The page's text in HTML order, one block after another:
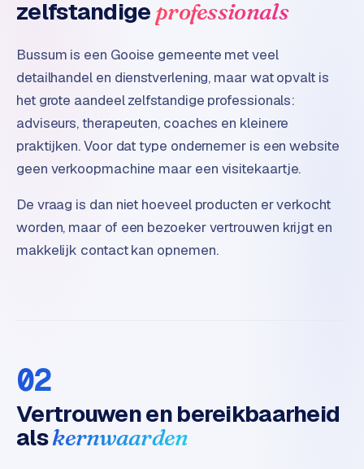
o
m
k
e
t
p
a
e
t
e
n
zelfstandige professionals
Bussum is een Gooise gemeente met veel
detailhandel en dienstverlening, maar wat opvalt is
het grote aandeel zelfstandige professionals:
adviseurs, therapeuten, coaches en kleinere
praktijken. Voor dat type ondernemer is een website
geen verkoopmachine maar een visitekaartje.
De vraag is dan niet hoeveel producten er verkocht
worden, maar of een bezoeker vertrouwen krijgt en
makkelijk contact kan opnemen.
02
Vertrouwen en bereikbaarheid
alskernwaarden